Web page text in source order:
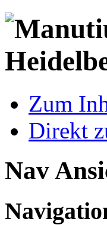
Zum
Direkt
Nav